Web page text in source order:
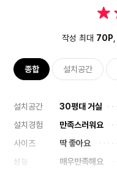
작성 최대 70P
종합 설치공간
설치공간 30평대 거실
설치경험
만족스러워요
사이즈
딱 좋아요
성능
매우만족해요